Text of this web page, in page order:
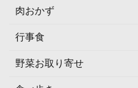
肉おかず
行事食
野菜お取り寄せ